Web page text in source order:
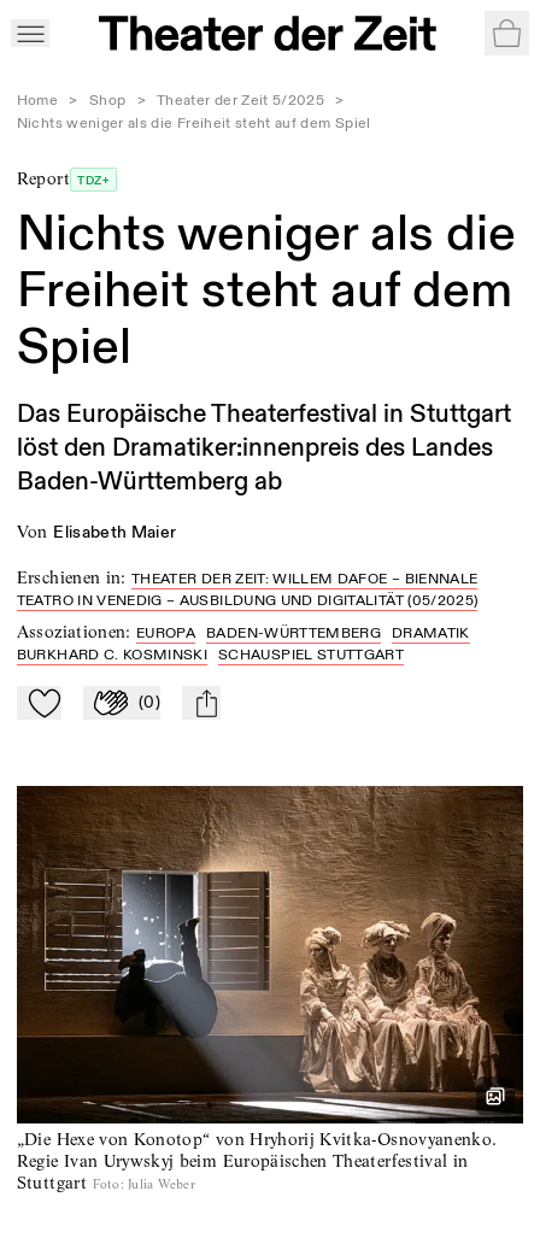
Home > Shop > Theater der Zeit 5/2025
>
Nichts weniger als die Freiheit steht auf dem Spiel
Report TDZ+
Nichts weniger als die
Freiheit steht auf dem
Spiel
Das Europäische Theaterfestival in Stuttgart
löst den Dramatiker:innenpreis des Landes
Baden-Württemberg ab
von Elisabeth Maier
Erschienen in:THEATER DER ZEIT: WILLEM DAFOE – BIENNALE
TEATRO IN VENEDIG – AUSBILDUNG UND DIGITALITÄT (05/2025)
Assoziationen: EUROPA BADEN-WÜRTTEMBERG
DRAMATIK
BURKHARD C. KOSMINSKI
SCHAUSPIEL STUTTGART
Zu Mein-TdZ hinzufügen
Applaudieren
(0) mail
„Die Hexe von Konotop“ von Hryhorij Kvitka-Osnovyanenko.
Regie Ivan Urywskyj beim Europäischen Theaterfestival in
Stuttgart Foto: Julia Weber